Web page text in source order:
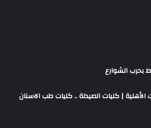
بحرب الشوارع
| كليات الصيدلة .. كليات طب الاسنان